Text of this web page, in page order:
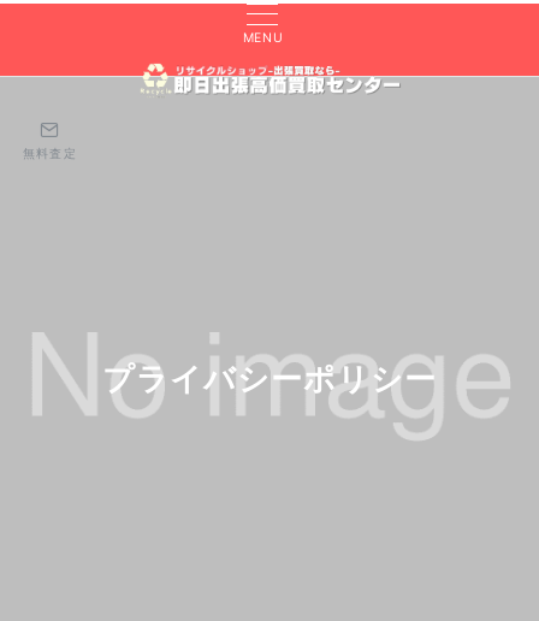
MENU
無料査定
プライバシーポリシー